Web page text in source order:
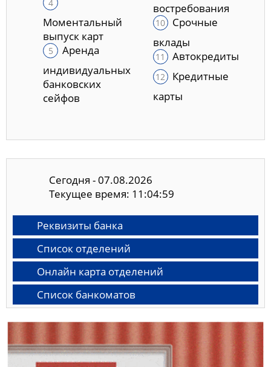
Моментальный
выпуск карт
Аренда
индивидуальных
банковских
сейфов
востребования
Срочные
вклады
Автокредиты
Кредитные
карты
Сегодня - 07.08.2026
Текущее время: 11:05:00
Реквизиты банка
Список отделений
Онлайн карта отделений
Список банкоматов